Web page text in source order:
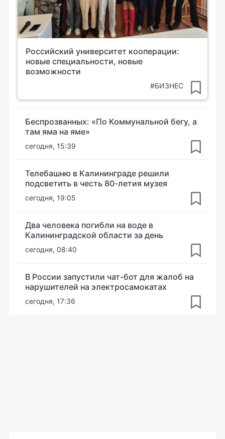
Российский университет кооперации:
новые специальности, новые
возможности
#БИЗНЕС
Беспрозванных: «По Коммунальной бегу, а
там яма на яме»
сегодня, 15:39
Телебашню в Калининграде решили
подсветить в честь 80-летия музея
сегодня, 19:05
Два человека погибли на воде в
Калининградской области за день
сегодня, 08:40
В России запустили чат-бот для жалоб на
нарушителей на электросамокатах
сегодня, 17:36